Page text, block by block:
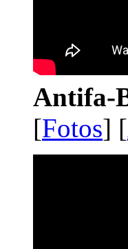
Antifa-
[Fotos] [